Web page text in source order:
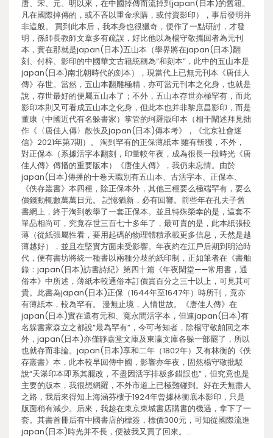
唐、宋、元、明以來，在中國掉傳而流掉到japan(日本)的舊籍。
凡在國際掉傳的，或不吝以重金求購，或付資影印），事后發明并
非這般。 買到此本后，我本身也很獵奇，便作了一點研討，才發
明，孫師長教師文章多有疏誤，好比他以為楊守敬攜回者為元刊
本，實在那就是japan(日本)五山本（學界將在japan(日本)翻
刻、付梓、影印的中國華文古籍統稱為“和刻本”，此中的五山本是
japan(日本)南北朝時代的刻本），現當代上已無元刊本《唐佳人
傳》存世。當然，五山本翻雕極精，亦可當元刊本之化身，也就是
說，存世最好的便屬五山本了；不外，五山本存世亦極罕有，而此
影印本則又可看成五山本之化身，但此本也并非黎庶昌影印，而是
董康（中國近代有名躲書家）掌管的珂羅版印本（相干闡述拜見拙
作《〈唐佳人傳〉散佚及japan(日本)傳本考》，《北京社會迷
信》2021年第7期）。 淘到罕有的正保薄紙本 雖有斬獲，不外，
對正保本（系據活字本翻刻，印量較年夜，成為很長一段時光《唐
佳人傳》傳播的重要版本）《唐佳人傳》，我仍未忘情。由於
japan(日本)傳播的十卷天職別有五山本、古活字本、正保本、
《佚存叢書》本四種，除正保本外，其他三種要么極端罕有，要么
價錢動輒數萬萬日元。 記憶猶新，必有回響。前些年在孔夫子舊
書網上，終于淘到教學了一套正保本。並且特殊榮幸的是，這套不
單品相尚可，究竟存世三百七十多年了，最可貴的是，此本紙張較
薄（從紙張屬性看，要用起碼的物理體積承載更多信息，天然是越
薄越好），並且在堅實方面未受影響。年夜約在江戶后期到明治時
代，便有書坊將統一種書以兩種分歧的紙印制，正如筆者在《書舶
錄：japan(日本)訪書詩紀》第四十篇《年夜閑堂——常用書，通
俗本》中所述，薄紙本較通俗本訂價貴百分之三十以上，可見其可
貴。此書為japan(日本)正保（1644年至1647年）時所刊，竟亦
有薄紙本，較為罕有。 漫無止境，人情世故。《唐佳人傳》在
japan(日本)實在還有元和、寬永間活字本，但連japan(日本)有
名躲書家森立之都說“最為罕有”，今可考知者，除楊守敬舶回之本
外，japan(日本)亦僅靜嘉堂文庫及東瀛文庫各躲一部罷了，所以
也就存而非論。japan(日本)享和二年（1802年）又有林衡的《佚
存叢書》本，此本較早回傳中國，影響亦年夜，固然楊守敬批駁
說“天瀑印本即系其臆改，不盡因活字排板多錯誤也”，但究竟也是
主要的版本，我很想網羅，不外市道上已極難碰到。好在天無盡人
之路，我后來得知上海涵芬樓于1924年曾據林衡底本影印，只是
版面稍有減少。后來，我趁在東京東城書店購書的機遇，拿下了一
套。其書首冊后有中國書店的標簽，標價300元，可知從國際流進
japan(日本)時光并不長，便被我又買了回來。…